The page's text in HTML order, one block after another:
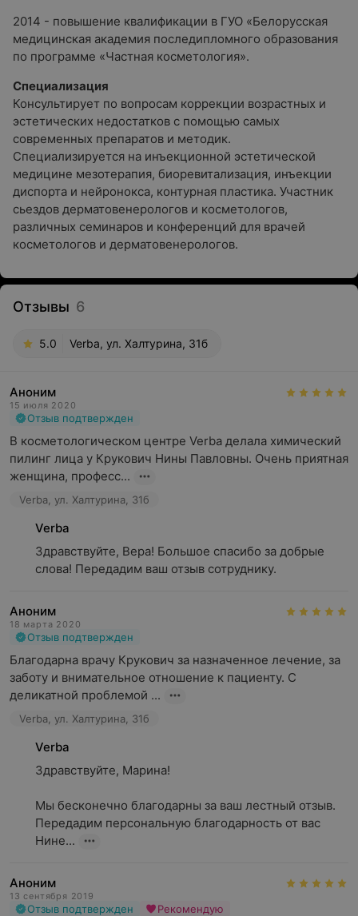
2014 - повышение квалификации в ГУО «Белорусская
медицинская академия последипломного образования
по программе «Частная косметология».
Специализация
Консультирует по вопросам коррекции возрастных и
эстетических недостатков с помощью самых
современных препаратов и методик.
Специализируется на инъекционной эстетической
медицине мезотерапия, биоревитализация, инъекции
диспорта и нейронокса, контурная пластика. Участник
сьездов дерматовенерологов и косметологов,
различных семинаров и конференций для врачей
косметологов и дерматовенерологов.
Отзывы 6
5.0 Verba, ул. Халтурина, 31б
Аноним
15 июля 2020
Отзыв подтвержден
В косметологическом центре Verba делала химический
пилинг лица у Крукович Нины Павловны. Очень приятная
женщина, професс...
Verba, ул. Халтурина, 31б
Verba
Здравствуйте, Вера! Большое спасибо за добрые
слова! Передадим ваш отзыв сотруднику.
Аноним
18 марта 2020
Отзыв подтвержден
Благодарна врачу Крукович за назначенное лечение, за
заботу и внимательное отношение к пациенту. С
деликатной проблемой ...
Verba, ул. Халтурина, 31б
Verba
Здравствуйте, Марина!
Мы бесконечно благодарны за ваш лестный отзыв.
Передадим персональную благодарность от вас
Нине...
Аноним
13 сентября 2019
Отзыв подтвержден Рекомендую